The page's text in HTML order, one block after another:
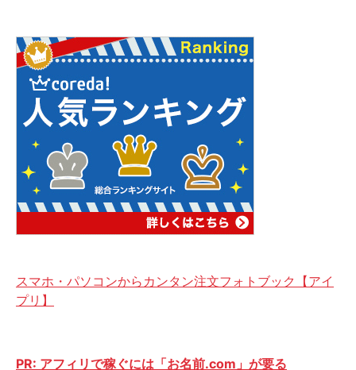
スマホ・パソコンからカンタン注文フォトブック【アイ
プリ】
PR: アフィリで稼ぐには「お名前.com」が要る